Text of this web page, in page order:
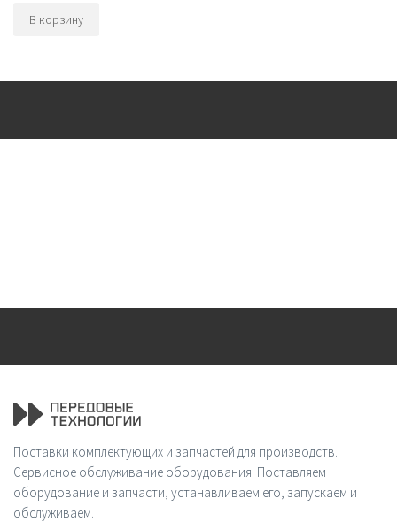
В корзину
Поставки комплектующих и запчастей для производств.
Сервисное обслуживание оборудования. Поставляем
оборудование и запчасти, устанавливаем его, запускаем и
обслуживаем.